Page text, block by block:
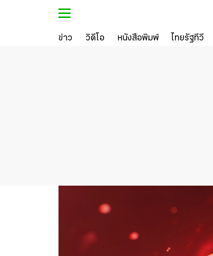
ข่าว วิดีโอ หนังสือพิมพ์ ไทยรัฐทีวี